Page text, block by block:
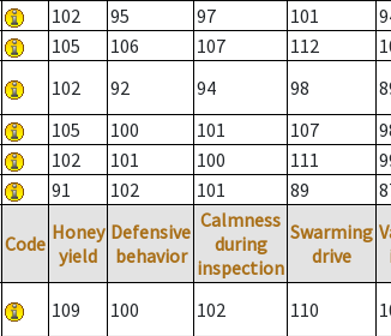
102 95 97 101
105 106 107 112
102 92 94 98
105 100 101 107
102 101 100 111
91 102 101 89
Code Honey
yield
Defensive
behavior
Calmness
during
inspection
Swarming
drive
109 100 102 110